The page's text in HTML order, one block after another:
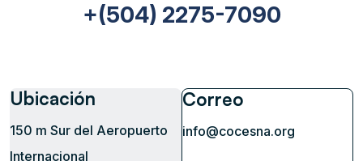
+(504) 2275-7090
Ubicación
150 m Sur del Aeropuerto
Internacional
Correo
info@cocesna.org